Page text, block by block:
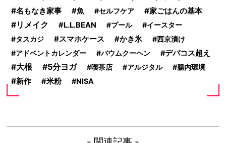
名もなき家事
魚 セルフケア
家ごはんの基本
リメイク
L.L.BEAN プール
イースター
タスカジ
スマホケース かき氷
西京漬け
アドベントカレンダー
バウムクーヘン デパコス超え
大根 5分ヨガ 喫茶店 アルジタル 腸内環境
新作 米粉 NISA